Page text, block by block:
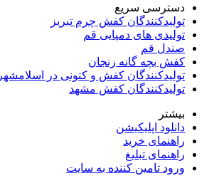
دسترسی سریع
تولیدکنندگان کفش چرم تبریز
تولیدی های دمپایی قم
صندل قم
کفش بچه گانه زنجان
تولیدکنندگان کفش و کتونی در اسلامشهر
تولیدکنندگان کفش مشهد
بیشتر
دانلود اپلیکیشن
راهنمای خرید
راهنمای تبلیغ
ورود تامین کننده به سایت